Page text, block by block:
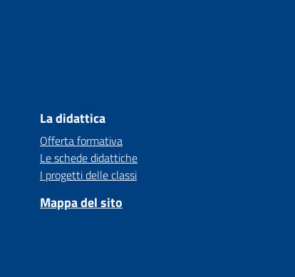
La didattica
Offerta formativa
Le schede didattiche
I progetti delle classi
Mappa del sito